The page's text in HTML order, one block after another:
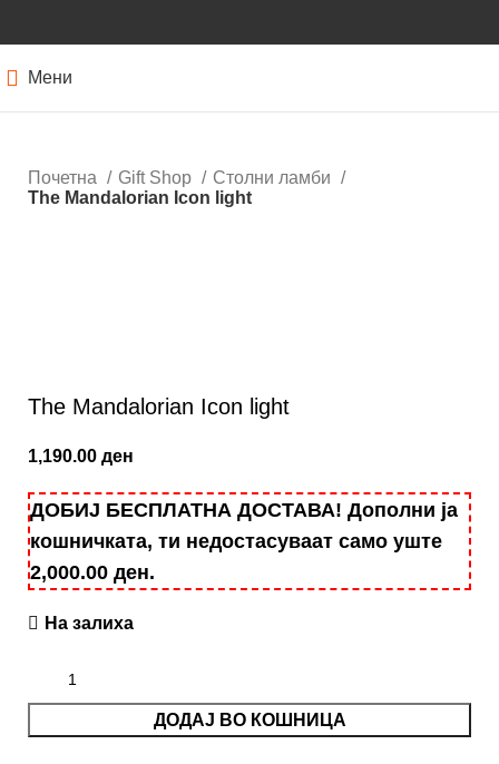
Мени
Почетна Gift Shop
Столни ламби
The Mandalorian Icon light
The Mandalorian Icon light
1,190.00 ден
ДОБИЈ БЕСПЛАТНА ДОСТАВА! Дополни ја
кошничката, ти недостасуваат само уште
2,000.00 ден.
На залиха
ДОДАЈ ВО КОШНИЦА